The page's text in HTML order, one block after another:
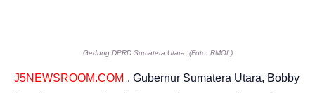
Gedung DPRD Sumatera Utara. (Foto: RMOL)
J5NEWSROOM.COM , Gubernur Sumatera Utara, Bobby